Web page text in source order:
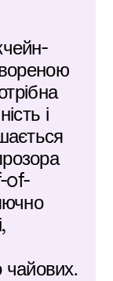
і
of-
чайових.